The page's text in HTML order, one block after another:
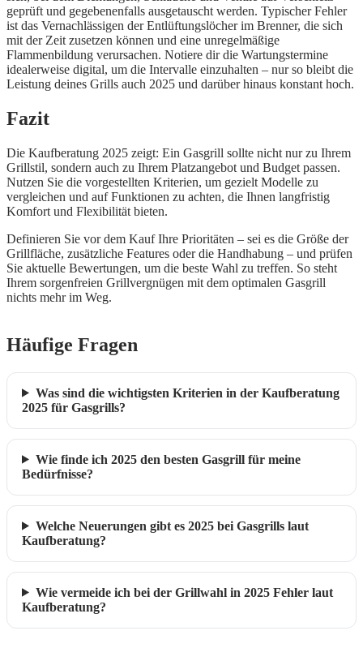
geprüft und gegebenenfalls ausgetauscht werden. Typischer Fehler
ist das Vernachlässigen der Entlüftungslöcher im Brenner, die sich
mit der Zeit zusetzen können und eine unregelmäßige
Flammenbildung verursachen. Notiere dir die Wartungstermine
idealerweise digital, um die Intervalle einzuhalten – nur so bleibt die
Leistung deines Grills auch 2025 und darüber hinaus konstant hoch.
Fazit
Die Kaufberatung 2025 zeigt: Ein Gasgrill sollte nicht nur zu Ihrem
Grillstil, sondern auch zu Ihrem Platzangebot und Budget passen.
Nutzen Sie die vorgestellten Kriterien, um gezielt Modelle zu
vergleichen und auf Funktionen zu achten, die Ihnen langfristig
Komfort und Flexibilität bieten.
Definieren Sie vor dem Kauf Ihre Prioritäten – sei es die Größe der
Grillfläche, zusätzliche Features oder die Handhabung – und prüfen
Sie aktuelle Bewertungen, um die beste Wahl zu treffen. So steht
Ihrem sorgenfreien Grillvergnügen mit dem optimalen Gasgrill
nichts mehr im Weg.
Häufige Fragen
Was sind die wichtigsten Kriterien in der Kaufberatung
2025 für Gasgrills?
Wie finde ich 2025 den besten Gasgrill für meine
Bedürfnisse?
Welche Neuerungen gibt es 2025 bei Gasgrills laut
Kaufberatung?
Wie vermeide ich bei der Grillwahl in 2025 Fehler laut
Kaufberatung?